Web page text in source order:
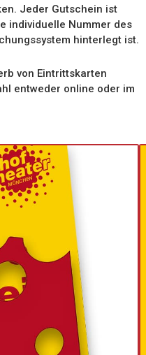
Jeder Gutschein ist
individuelle Nummer des
hinterlegt ist.
von Eintrittskarten
entweder online oder im